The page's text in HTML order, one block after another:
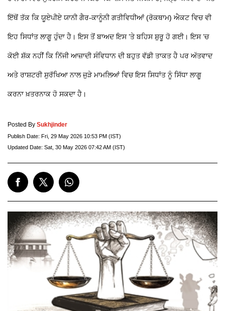
ਇੱਥੋਂ ਤੱਕ ਕਿ ਯੂਏਪੀਏ ਯਾਨੀ ਗੈਰ-ਕਾਨੂੰਨੀ ਗਤੀਵਿਧੀਆਂ (ਰੋਕਥਾਮ) ਐਕਟ ਵਿਚ ਵੀ
ਇਹ ਸਿਧਾਂਤ ਲਾਗੂ ਹੁੰਦਾ ਹੈ। ਇਸ ਤੋਂ ਬਾਅਦ ਇਸ ’ਤੇ ਬਹਿਸ ਸ਼ੁਰੂ ਹੋ ਗਈ। ਇਸ ’ਚ
ਕੋਈ ਸ਼ੱਕ ਨਹੀਂ ਕਿ ਨਿੱਜੀ ਆਜ਼ਾਦੀ ਸੰਵਿਧਾਨ ਦੀ ਬਹੁਤ ਵੱਡੀ ਤਾਕਤ ਹੈ ਪਰ ਅੱਤਵਾਦ
ਅਤੇ ਰਾਸ਼ਟਰੀ ਸੁਰੱਖਿਆ ਨਾਲ ਜੁੜੇ ਮਾਮਲਿਆਂ ਵਿਚ ਇਸ ਸਿਧਾਂਤ ਨੂੰ ਸਿੱਧਾ ਲਾਗੂ
ਕਰਨਾ ਖ਼ਤਰਨਾਕ ਹੋ ਸਕਦਾ ਹੈ।
Posted By Sukhjinder
Publish Date: Fri, 29 May 2026 10:53 PM (IST)
Updated Date: Sat, 30 May 2026 07:42 AM (IST)